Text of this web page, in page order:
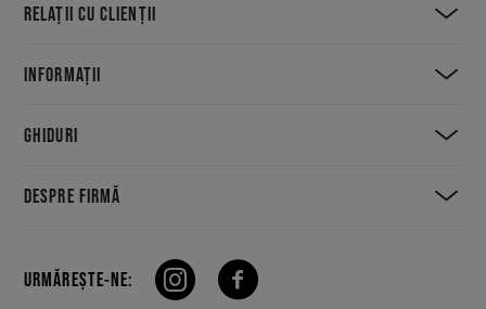
RELAȚII CU CLIENȚII
INFORMAȚII
GHIDURI
DESPRE FIRMĂ
URMĂREȘTE-NE: